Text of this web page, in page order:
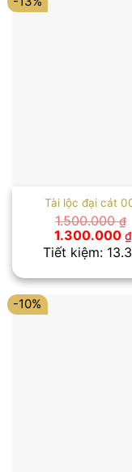
Tài lộc đại cát
1.500.000₫
Giá
gốc
là:
1.300.000 ₫
Tiết kiệm:
-10%